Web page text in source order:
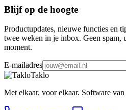
Blijf op de hoogte
Productupdates, nieuwe functies en
twee weken in je inbox. Geen spam,
moment.
E-mailadres
Taklo
Met elkaar, voor elkaar. Software